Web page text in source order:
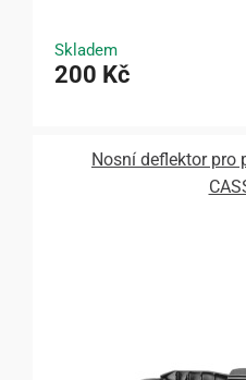
Skladem
200 Kč
Nosní deflektor pro